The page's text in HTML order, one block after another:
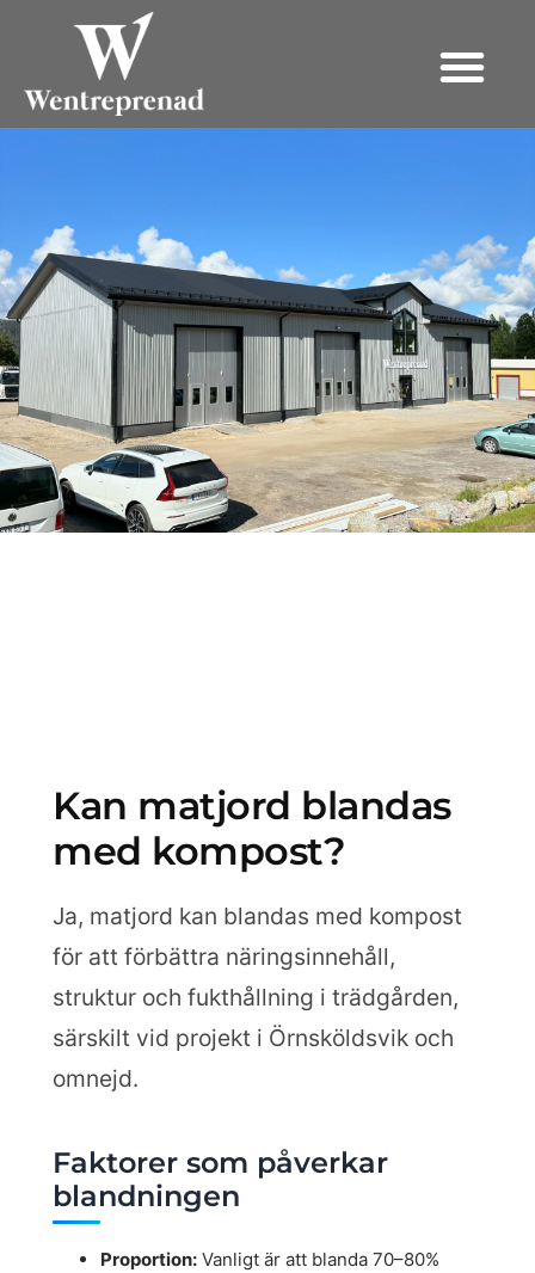
Kan matjord blandas
med kompost?
Ja, matjord kan blandas med kompost
för att förbättra näringsinnehåll,
struktur och fukthållning i trädgården,
särskilt vid projekt i Örnsköldsvik och
omnejd.
Faktorer som påverkar
blandningen
Proportion: Vanligt är att blanda 70–80%